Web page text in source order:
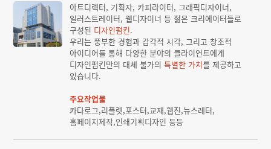
아트디렉터, 기획자, 카피라이터, 그래픽디자이너,
일러스트레이터, 웹디자이너 등 젊은 크리에이터들로
구성된 디자인펌킨.
우리는 풍부한 경험과 감각적 시각, 그리고 창조적
아이디어를 통해 다양한 분야의 클라이언트에게
디자인펌킨만의 대체 불가의특별한 가치를 제공하고
있습니다.
주요작업물
카다로그,리플렛,포스터,교재,웹진,뉴스레터,
홈페이지제작,인쇄기획디자인 등등